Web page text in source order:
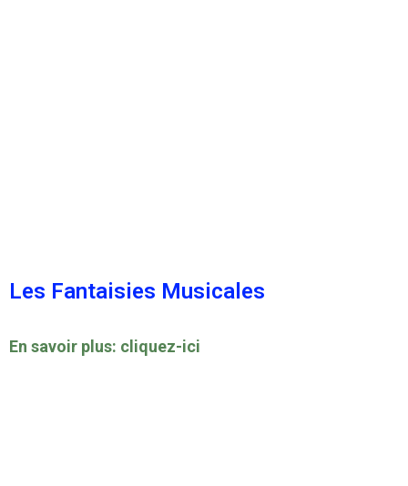
Les Fantaisies Musicales
En savoir plus: cliquez-ici